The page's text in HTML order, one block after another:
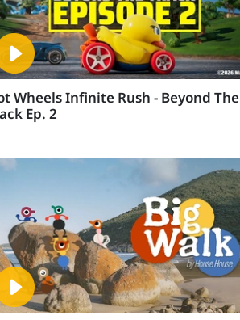
Wheels Infinite Rush - Beyond The
Ep. 2